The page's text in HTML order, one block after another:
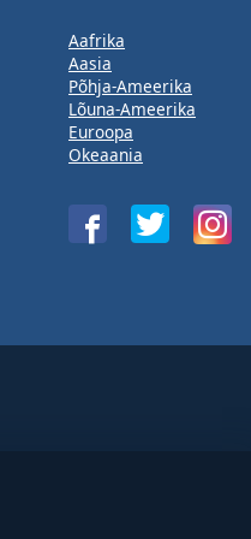
Aafrika
Aasia
Põhja-Ameerika
Lõuna-Ameerika
Euroopa
Okeaania